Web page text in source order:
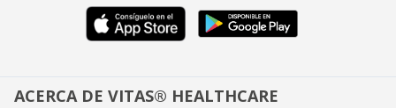
ACERCA DE VITAS® HEALTHCARE